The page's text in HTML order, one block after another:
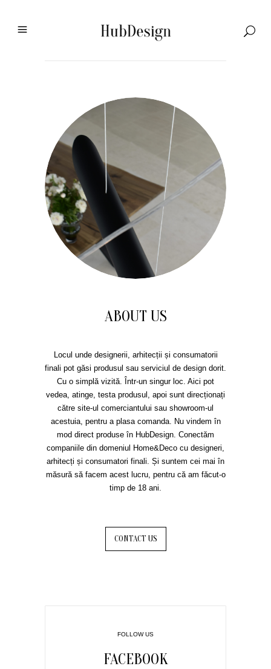
ABOUT US
Locul unde designerii, arhitecții și consumatorii
finali pot găsi produsul sau serviciul de design dorit.
Cu o simplă vizită. Într-un singur loc. Aici pot
vedea, atinge, testa produsul, apoi sunt direcționați
către site-ul comerciantului sau showroom-ul
acestuia, pentru a plasa comanda. Nu vindem în
mod direct produse în HubDesign. Conectăm
companiile din domeniul Home&Deco cu designeri,
arhitecți și consumatori finali. Și suntem cei mai în
măsură să facem acest lucru, pentru că am făcut-o
timp de 18 ani.
CONTACT US
FOLLOW US
FACEBOOK